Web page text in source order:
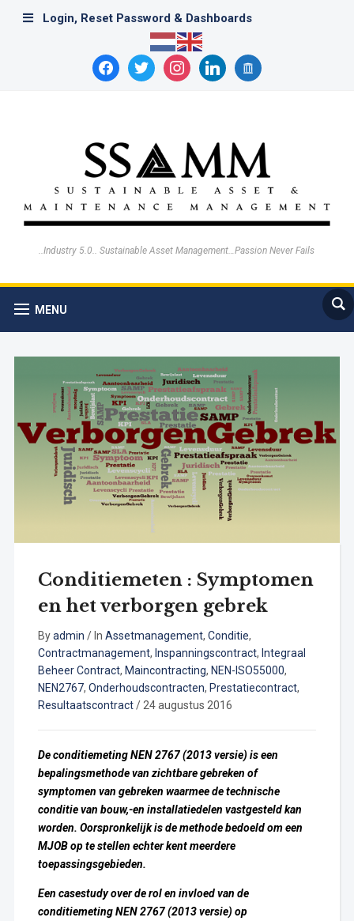
Login, Reset Password & Dashboards
facebooktwitter instagramlinkedinarchive
..Industry 5.0.. Sustainable Asset Management…Passion Never Fails
MENU
Conditiemeten : Symptomen
en het verborgen gebrek
Byadmin / In Assetmanagement, Conditie,
Contractmanagement, Inspanningscontract, Integraal
Beheer Contract, Maincontracting, NEN-ISO55000,
NEN2767, Onderhoudscontracten, Prestatiecontract,
Resultaatscontract/ 24 augustus 2016
De conditiemeting NEN 2767 (2013 versie) is een
bepalingsmethode van zichtbare gebreken of
symptomen van gebreken waarmee de technische
conditie van bouw,-en installatiedelen vastgesteld kan
worden. Oorspronkelijk is de methode bedoeld om een
MJOB op te stellen echter kent meerdere
toepassingsgebieden.
Een casestudy over de rol en invloed van de
conditiemeting NEN 2767 (2013 versie) op